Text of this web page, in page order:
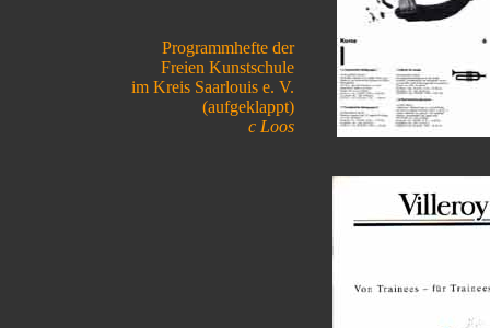
Programmhefte der
Freien Kunstschule
im Kreis Saarlouis e. V.
(aufgeklappt)
c Loos